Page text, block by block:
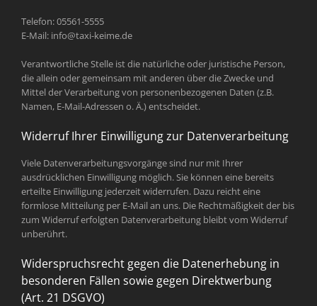
Telefon: 05561-5555
E-Mail: info@taxi-keime.de
Verantwortliche Stelle ist die natürliche oder juristische Person,
die allein oder gemeinsam mit anderen über die Zwecke und
Mittel der Verarbeitung von personenbezogenen Daten (z.B.
Namen, E-Mail-Adressen o. Ä.) entscheidet.
Widerruf Ihrer Einwilligung zur Datenverarbeitung
Viele Datenverarbeitungsvorgänge sind nur mit Ihrer
ausdrücklichen Einwilligung möglich. Sie können eine bereits
erteilte Einwilligung jederzeit widerrufen. Dazu reicht eine
formlose Mitteilung per E-Mail an uns. Die Rechtmäßigkeit der bis
zum Widerruf erfolgten Datenverarbeitung bleibt vom Widerruf
unberührt.
Widerspruchsrecht gegen die Datenerhebung in
besonderen Fällen sowie gegen Direktwerbung
(Art. 21 DSGVO)